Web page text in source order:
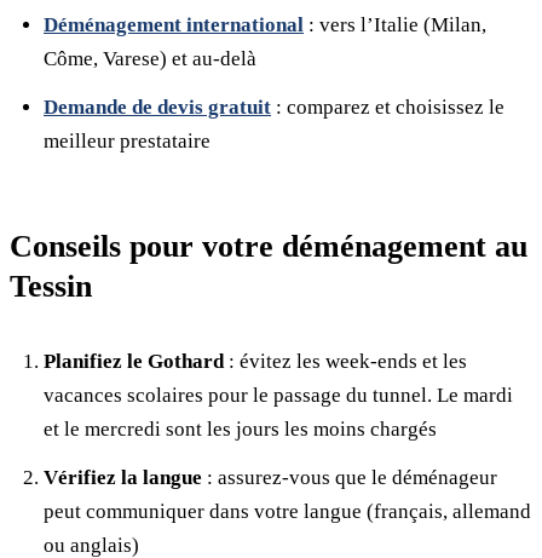
Déménagement international : vers l’Italie (Milan,
Côme, Varese) et au-delà
Demande de devis gratuit : comparez et choisissez le
meilleur prestataire
Conseils pour votre déménagement au
Tessin
Planifiez le Gothard: évitez les week-ends et les
vacances scolaires pour le passage du tunnel. Le mardi
et le mercredi sont les jours les moins chargés
Vérifiez la langue : assurez-vous que le déménageur
peut communiquer dans votre langue (français, allemand
ou anglais)